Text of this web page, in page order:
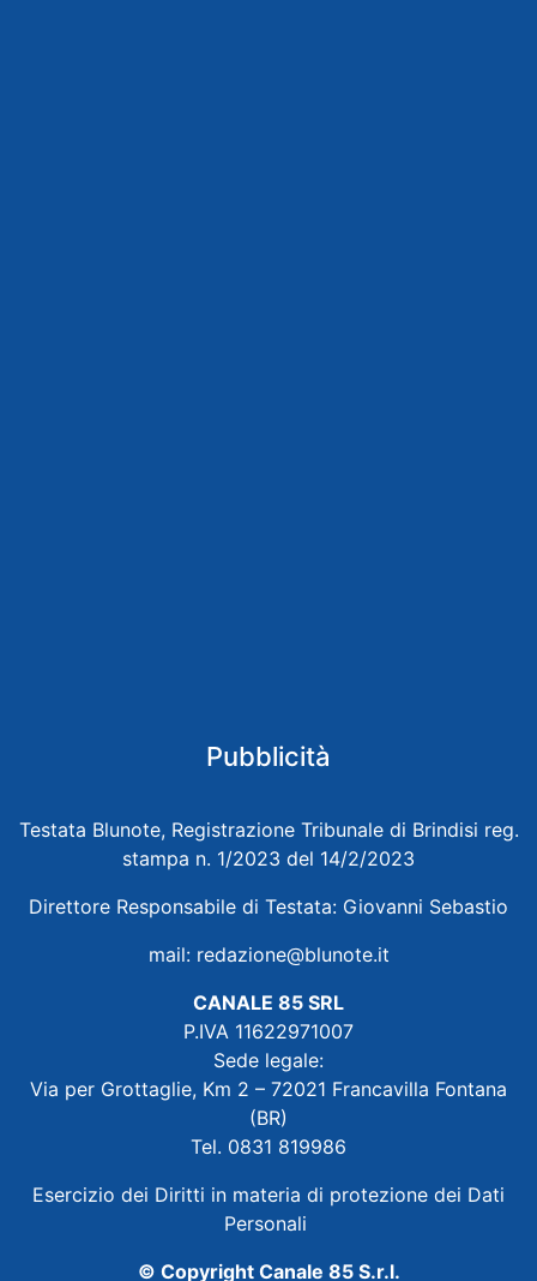
Pubblicità
Testata Blunote, Registrazione Tribunale di Brindisi reg.
stampa n. 1/2023 del 14/2/2023
Direttore Responsabile di Testata: Giovanni Sebastio
mail: redazione@blunote.it
CANALE 85 SRL
P.IVA 11622971007
Sede legale:
Via per Grottaglie, Km 2 – 72021 Francavilla Fontana
(BR)
Tel. 0831 819986
Esercizio dei Diritti in materia di protezione dei Dati
Personali
© Copyright Canale 85 S.r.l.